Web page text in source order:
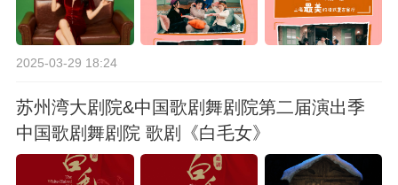
2025-03-29 18:24
苏州湾大剧院&中国歌剧舞剧院第二届演出季
中国歌剧舞剧院 歌剧《白毛女》